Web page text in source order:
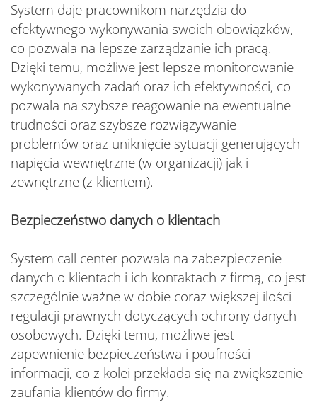
System daje pracownikom narzędzia do
efektywnego wykonywania swoich obowiązków,
co pozwala na lepsze zarządzanie ich pracą.
Dzięki temu, możliwe jest lepsze monitorowanie
wykonywanych zadań oraz ich efektywności, co
pozwala na szybsze reagowanie na ewentualne
trudności oraz szybsze rozwiązywanie
problemów oraz uniknięcie sytuacji generujących
napięcia wewnętrzne (w organizacji) jak i
zewnętrzne (z klientem).
Bezpieczeństwo danych o klientach
System call center pozwala na zabezpieczenie
danych o klientach i ich kontaktach z firmą, co jest
szczególnie ważne w dobie coraz większej ilości
regulacji prawnych dotyczących ochrony danych
osobowych. Dzięki temu, możliwe jest
zapewnienie bezpieczeństwa i poufności
informacji, co z kolei przekłada się na zwiększenie
zaufania klientów do firmy.